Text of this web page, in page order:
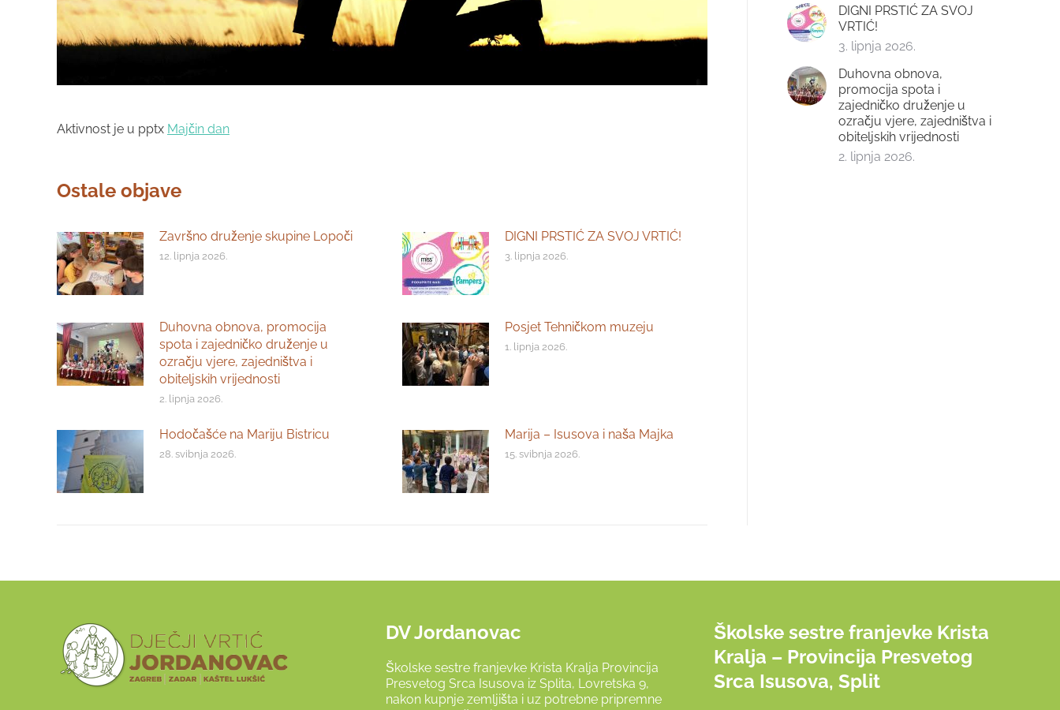
Aktivnost je u pptx Majčin dan
Ostale objave
Završno druženje skupine Lopoči
12. lipnja 2026.
DIGNI PRSTIĆ ZA SVOJ VRTIĆ!
3. lipnja 2026.
Duhovna obnova, promocija
spota i zajedničko druženje u
ozračju vjere, zajedništva i
obiteljskih vrijednosti
2. lipnja 2026.
Posjet Tehničkom muzeju
1. lipnja 2026.
Hodočašće na Mariju Bistricu
28. svibnja 2026.
Marija – Isusova i naša Majka
15. svibnja 2026.
DIGNI PRSTIĆ ZA SVOJ
VRTIĆ!
3. lipnja 2026.
Duhovna obnova,
promocija spota i
zajedničko druženje u
ozračju vjere, zajedništva i
obiteljskih vrijednosti
2. lipnja 2026.
DV Jordanovac
Školske sestre franjevke Krista Kralja Provincija
Presvetog Srca Isusova iz Splita, Lovretska 9,
nakon kupnje zemljišta i uz potrebne pripremne
Školske sestre franjevke Krista
Kralja – Provincija Presvetog
Srca Isusova, Split